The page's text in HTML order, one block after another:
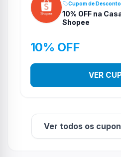
Cupom de Desconto
10% OFF na
Shopee
10% OFF
VER
Ver todos os